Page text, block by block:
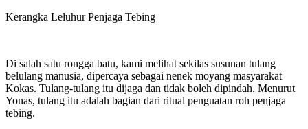
Kerangka Leluhur Penjaga Tebing
Di salah satu rongga batu, kami melihat sekilas susunan tulang
belulang manusia, dipercaya sebagai nenek moyang masyarakat
Kokas. Tulang-tulang itu dijaga dan tidak boleh dipindah. Menurut
Yonas, tulang itu adalah bagian dari ritual penguatan roh penjaga
tebing.